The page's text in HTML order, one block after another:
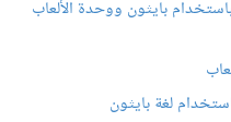
بايثون ووحدة الألعاب
لغة بايثون